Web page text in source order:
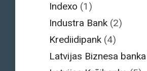
Indexo (1)
Industra Bank (2)
Krediidipank (4)
Latvijas Biznesa banka